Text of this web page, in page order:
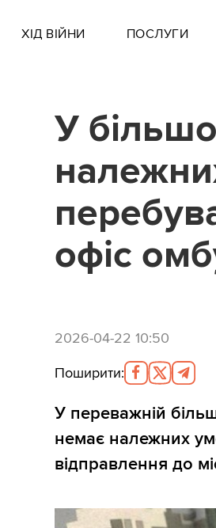
ХІД ВІЙНИ ПОСЛУГИ
У
офіс
2026-04-22 10:50
Поширити:
У переважній
немає належних
відправлення до